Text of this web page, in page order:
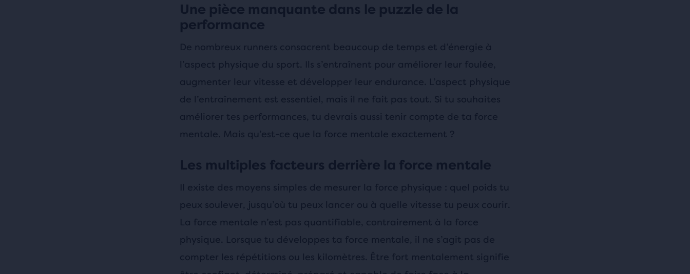
Une pièce manquante dans le puzzle de la
performance
De nombreux runners consacrent beaucoup de temps et d’énergie à
l’aspect physique du sport. Ils s’entraînent pour améliorer leur foulée,
augmenter leur vitesse et développer leur endurance. L’aspect physique
de l’entraînement est essentiel, mais il ne fait pas tout. Si tu souhaites
améliorer tes performances, tu devrais aussi tenir compte de ta force
mentale. Mais qu’est-ce que la force mentale exactement ?
Les multiples facteurs derrière la force mentale
Il existe des moyens simples de mesurer la force physique : quel poids tu
peux soulever, jusqu’où tu peux lancer ou à quelle vitesse tu peux courir.
La force mentale n’est pas quantifiable, contrairement à la force
physique. Lorsque tu développes ta force mentale, il ne s’agit pas de
compter les répétitions ou les kilomètres. Être fort mentalement signifie